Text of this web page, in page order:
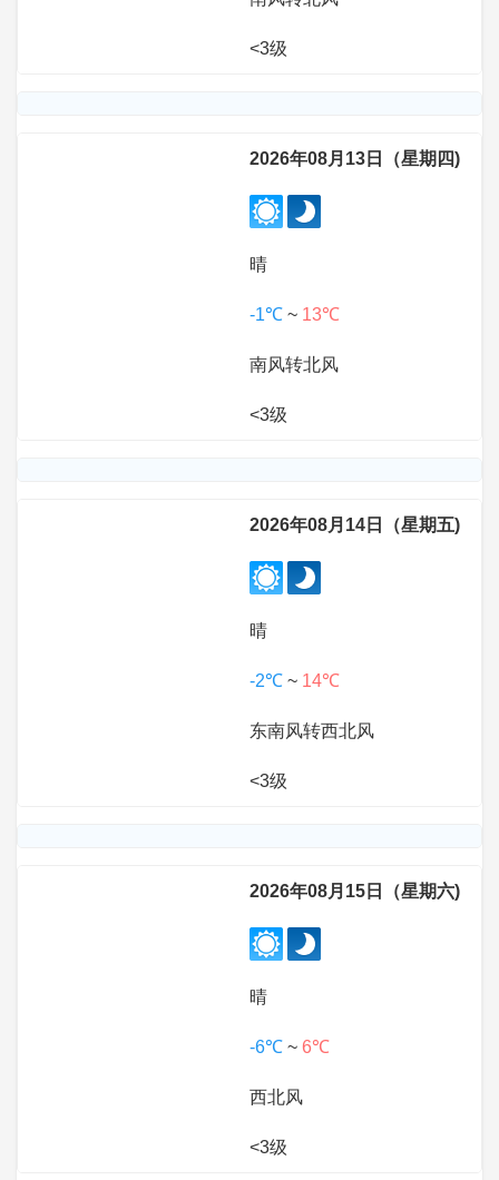
<3级
2026年08月13日（星期四)
晴
-1℃ ~ 13℃
南风转北风
<3级
2026年08月14日（星期五)
晴
-2℃ ~ 14℃
东南风转西北风
<3级
2026年08月15日（星期六)
晴
-6℃ ~ 6℃
西北风
<3级